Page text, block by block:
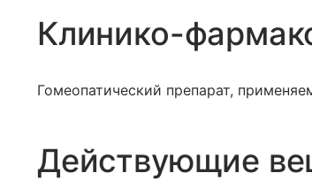
Клинико-
Гомеопатический препарат,
Действующие